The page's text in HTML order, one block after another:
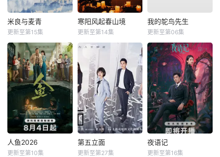
米良与麦青
更新至第15集
寒阳风起春山境
更新至第14集
我的鸵鸟先生
更新至第06集
人鱼2026
更新至第10集
第五立面
更新至第27集
夜语记
更新至第16集